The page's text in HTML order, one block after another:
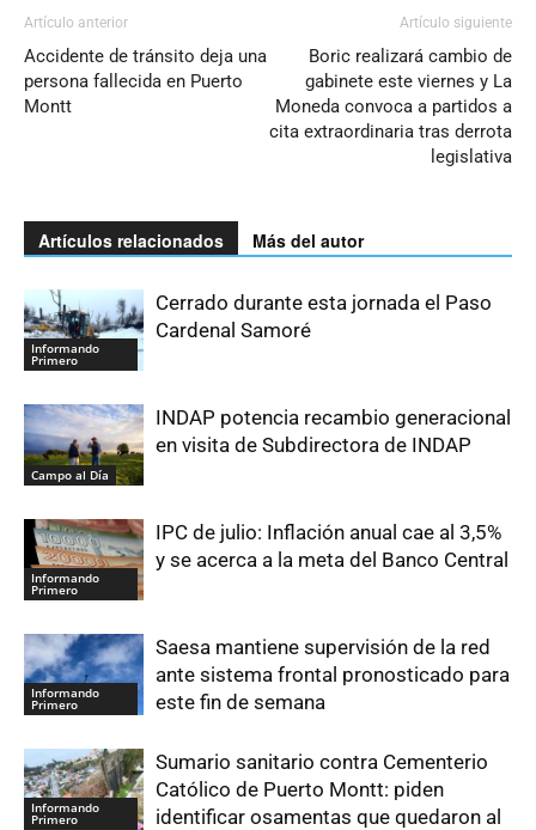
Artículo anterior
Accidente de tránsito deja una
persona fallecida en Puerto
Montt
Artículo siguiente
Boric realizará cambio de
gabinete este viernes y La
Moneda convoca a partidos a
cita extraordinaria tras derrota
legislativa
Artículos relacionados Más del autor
Informando
Primero
Cerrado durante esta jornada el Paso
Cardenal Samoré
Campo al Día
INDAP potencia recambio generacional
en visita de Subdirectora de INDAP
Informando
Primero
IPC de julio: Inflación anual cae al 3,5%
y se acerca a la meta del Banco Central
Informando
Primero
Saesa mantiene supervisión de la red
ante sistema frontal pronosticado para
este fin de semana
Informando
Primero
Sumario sanitario contra Cementerio
Católico de Puerto Montt: piden
identificar osamentas que quedaron al